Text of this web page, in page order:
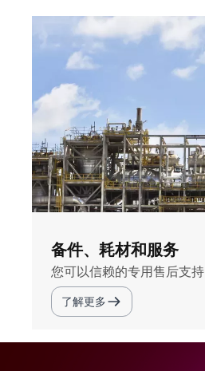
备件、耗材和服务
您可以信赖的专用售后支持
了解更多